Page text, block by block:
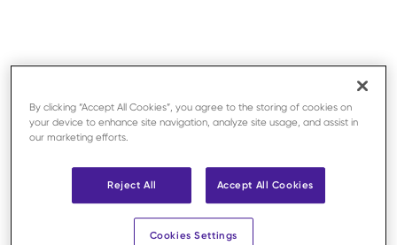
By clicking “Accept All Cookies”, you agree to the storing of cookies on
your device to enhance site navigation, analyze site usage, and assist in
our marketing efforts.
Reject All Accept All Cookies
Cookies Settings